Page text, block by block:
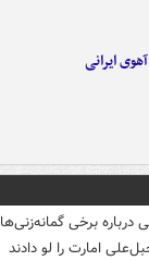
آهوی ایرانی
درباره برخی
امارت را لو دادند